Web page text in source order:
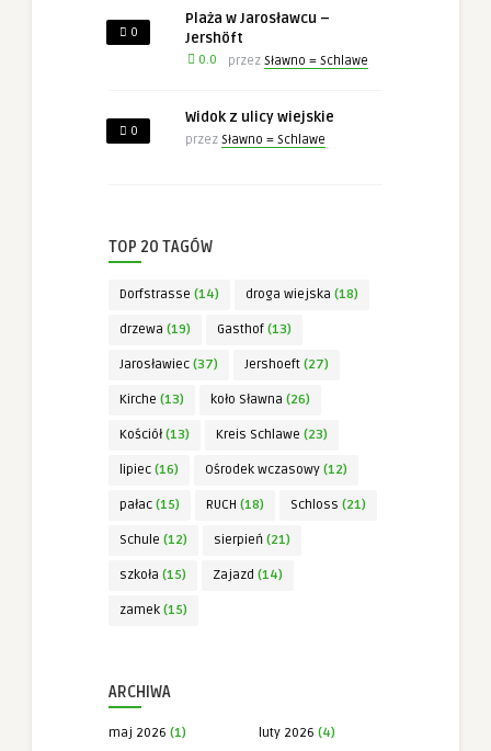
0
Plaża w Jarosławcu –
Jershöft
0.0 przez Sławno = Schlawe
0
Widok z ulicy wiejskie
przez Sławno = Schlawe
TOP 20 TAGÓW
Dorfstrasse (14) droga wiejska (18)
drzewa (19) Gasthof (13)
Jarosławiec (37) Jershoeft (27)
Kirche (13) koło Sławna (26)
Kościół (13) Kreis Schlawe (23)
lipiec (16) Ośrodek wczasowy (12)
pałac (15) RUCH (18) Schloss (21)
Schule (12) sierpień (21)
szkoła (15) Zajazd (14)
zamek (15)
ARCHIWA
maj 2026 (1) luty 2026 (4)